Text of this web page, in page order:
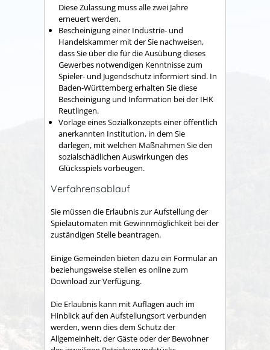
Diese Zulassung muss alle zwei Jahre
erneuert werden.
Bescheinigung einer Industrie- und
Handelskammer mit der Sie nachweisen,
dass Sie über die für die Ausübung dieses
Gewerbes notwendigen Kenntnisse zum
Spieler- und Jugendschutz informiert sind. In
Baden-Württemberg erhalten Sie diese
Bescheinigung und Information bei der IHK
Reutlingen.
Vorlage eines Sozialkonzepts einer öffentlich
anerkannten Institution, in dem Sie
darlegen, mit welchen Maßnahmen Sie den
sozialschädlichen Auswirkungen des
Glücksspiels vorbeugen.
Verfahrensablauf
Sie müssen die Erlaubnis zur Aufstellung der
Spielautomaten mit Gewinnmöglichkeit bei der
zuständigen Stelle beantragen.
Einige Gemeinden bieten dazu ein Formular an
beziehungsweise stellen es online zum
Download zur Verfügung.
Die Erlaubnis kann mit Auflagen auch im
Hinblick auf den Aufstellungsort verbunden
werden, wenn dies dem Schutz der
Allgemeinheit, der Gäste oder der Bewohner